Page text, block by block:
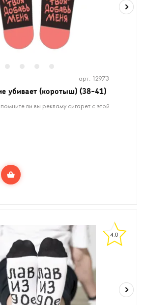
арт. 12973
убивает (коротыш) (38-41)
ли вы рекламу сигарет с этой
4.0